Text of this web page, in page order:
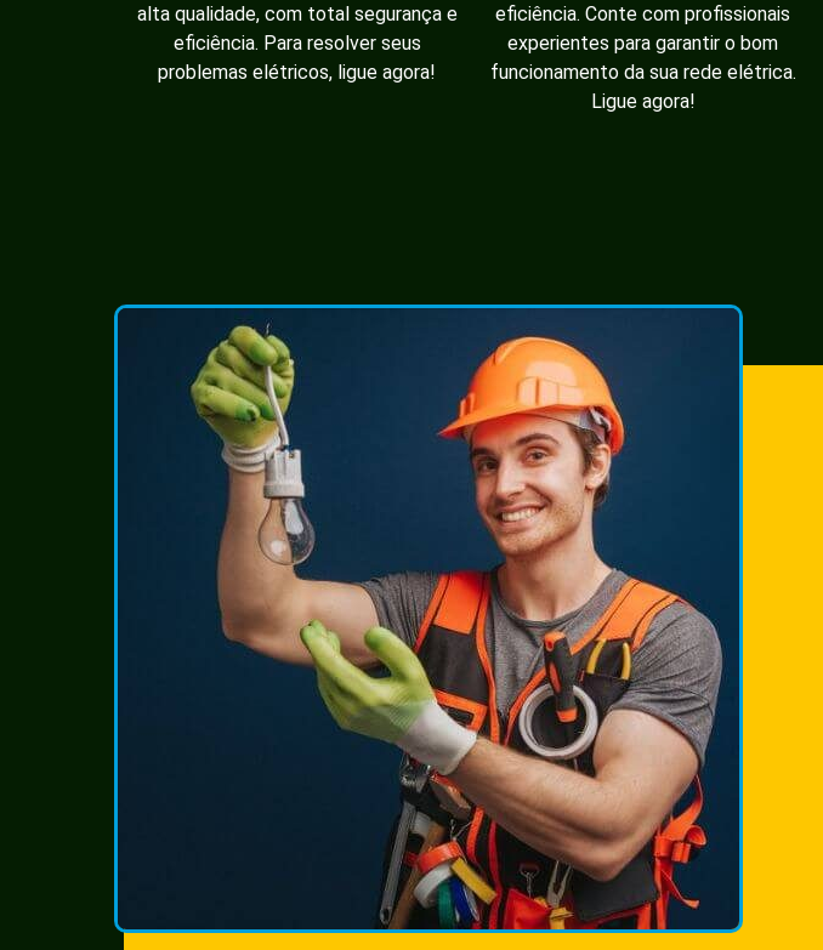
alta qualidade, com total segurança e
eficiência. Para resolver seus
problemas elétricos, ligue agora!
eficiência. Conte com profissionais
experientes para garantir o bom
funcionamento da sua rede elétrica.
Ligue agora!